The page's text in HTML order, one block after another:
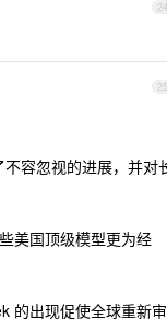
24
25
容忽视的进展，并对
美国顶级模型更为经
的出现促使全球重新审